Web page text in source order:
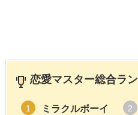
恋愛マスター総合ラ
1 ミラクルボーイ 2